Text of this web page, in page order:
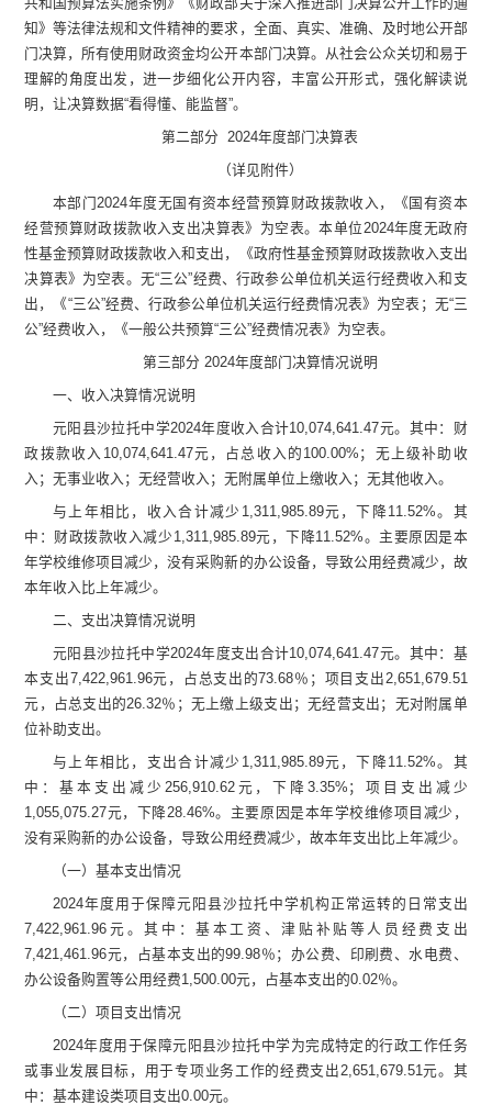
知》等法律法规和文件精神的要求，全面、真实、准确、及时地公开部
门决算，所有使用财政资金均公开本部门决算。从社会公众关切和易于
理解的角度出发，进一步细化公开内容，丰富公开形式，强化解读说
明，让决算数据“看得懂、能监督”。
第二部分
2024年度部门决算表
（详见附件）
本部门2024年度无国有资本经营预算财政拨款收入，《国有资本
经营预算财政拨款收入支出决算表》为空表。本单位2024年度无政府
性基金预算财政拨款收入和支出，《政府性基金预算财政拨款收入支出
决算表》为空表。 无“三公”经费、行政参公单位机关运行经费收入和支
出，《“三公”经费、行政参公单位机关运行经费情况表》为空表；无“三
公”经费收入，《一般公共预算“三公”经费情况表》为空表。
第三部分 2024年度部门决算情况说明
一、收入决算情况说明
元阳县沙拉托中学2024年度收入合计10,074,641.47元。其中：财
政拨款收入 10,074,641.47元 ，占总收入的 100.00% ；
无上级补助收
入；无事业收入；无经营收入；无附属单位上缴收入；无其他收入。
与上年相比， 收入合计减少 1,311,985.89元，下降11.52%。其
中： 财政拨款收入减少 1,311,985.89元，下降11.52%。 主要原因是本
年学校维修项目减少，没有采购新的办公设备，导致公用经费减少，故
本年收入比上年减少。
二、支出决算情况说明
元阳县沙拉托中学2024年度支出合计10,074,641.47元。其中：基
本支出7,422,961.96元 ，占总支出的73.68％；项目支出2,651,679.51
元 ，占总支出的26.32％； 无上缴上级支出；无经营支出；无对附属单
位补助支出。
与上年相比，支出合计减少 1,311,985.89元，下降11.52%。其
中：基本支出 减少 256,910.62元，下降3.35% ；项目支出 减少
1,055,075.27元， 下降28.46%。 主要原因是本年学校维修项目减少，
没有采购新的办公设备，导致公用经费减少，故本年支出比上年减少。
（一）基本支出情况
2024年度用于保障元阳县沙拉托中学机构正常运转的日常支出
7,422,961.96 元 。其中：基本工资、津贴补贴等人员经费支出
7,421,461.96元， 占基本支出的99.98％；办公费、印刷费、水电费、
办公设备购置等公用经费1,500.00元， 占基本支出的0.02％。
（二）项目支出情况
2024年度用于保障元阳县沙拉托中学 为完成特定的行政工作任务
或事业发展目标，用于专项业务工作的经费支出2,651,679.51元。 其
中：基本建设类项目支出0.00元。